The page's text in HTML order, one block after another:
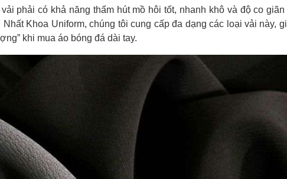
phải có khả năng thấm hút mồ hôi tốt, nhanh khô và độ co
Nhất Khoa Uniform, chúng tôi cung cấp đa dạng các loại vải này,
khi mua áo bóng đá dài tay.